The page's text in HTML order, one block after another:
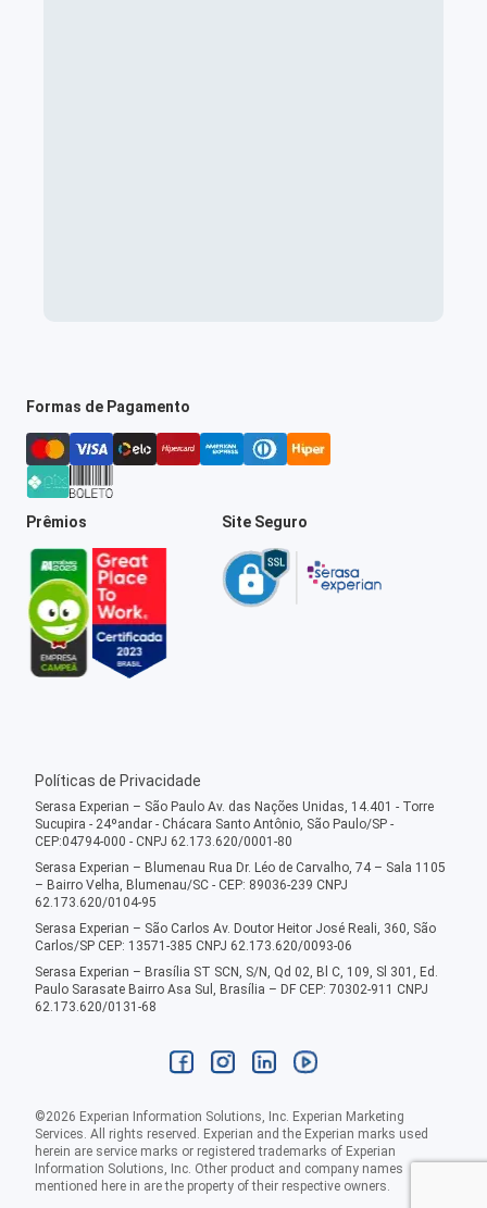
Formas de Pagamento
Prêmios Site Seguro
Políticas de Privacidade
Serasa Experian – São Paulo Av. das Nações Unidas, 14.401 - Torre
Sucupira - 24ºandar - Chácara Santo Antônio, São Paulo/SP -
CEP:04794-000 - CNPJ 62.173.620/0001-80
Serasa Experian – Blumenau Rua Dr. Léo de Carvalho, 74 – Sala 1105
– Bairro Velha, Blumenau/SC - CEP: 89036-239 CNPJ
62.173.620/0104-95
Serasa Experian – São Carlos Av. Doutor Heitor José Reali, 360, São
Carlos/SP CEP: 13571-385 CNPJ 62.173.620/0093-06
Serasa Experian – Brasília ST SCN, S/N, Qd 02, Bl C, 109, Sl 301, Ed.
Paulo Sarasate Bairro Asa Sul, Brasília – DF CEP: 70302-911 CNPJ
62.173.620/0131-68
©2026 Experian Information Solutions, Inc. Experian Marketing
Services. All rights reserved. Experian and the Experian marks used
herein are service marks or registered trademarks of Experian
Information Solutions, Inc. Other product and company names
mentioned here in are the property of their respective owners.